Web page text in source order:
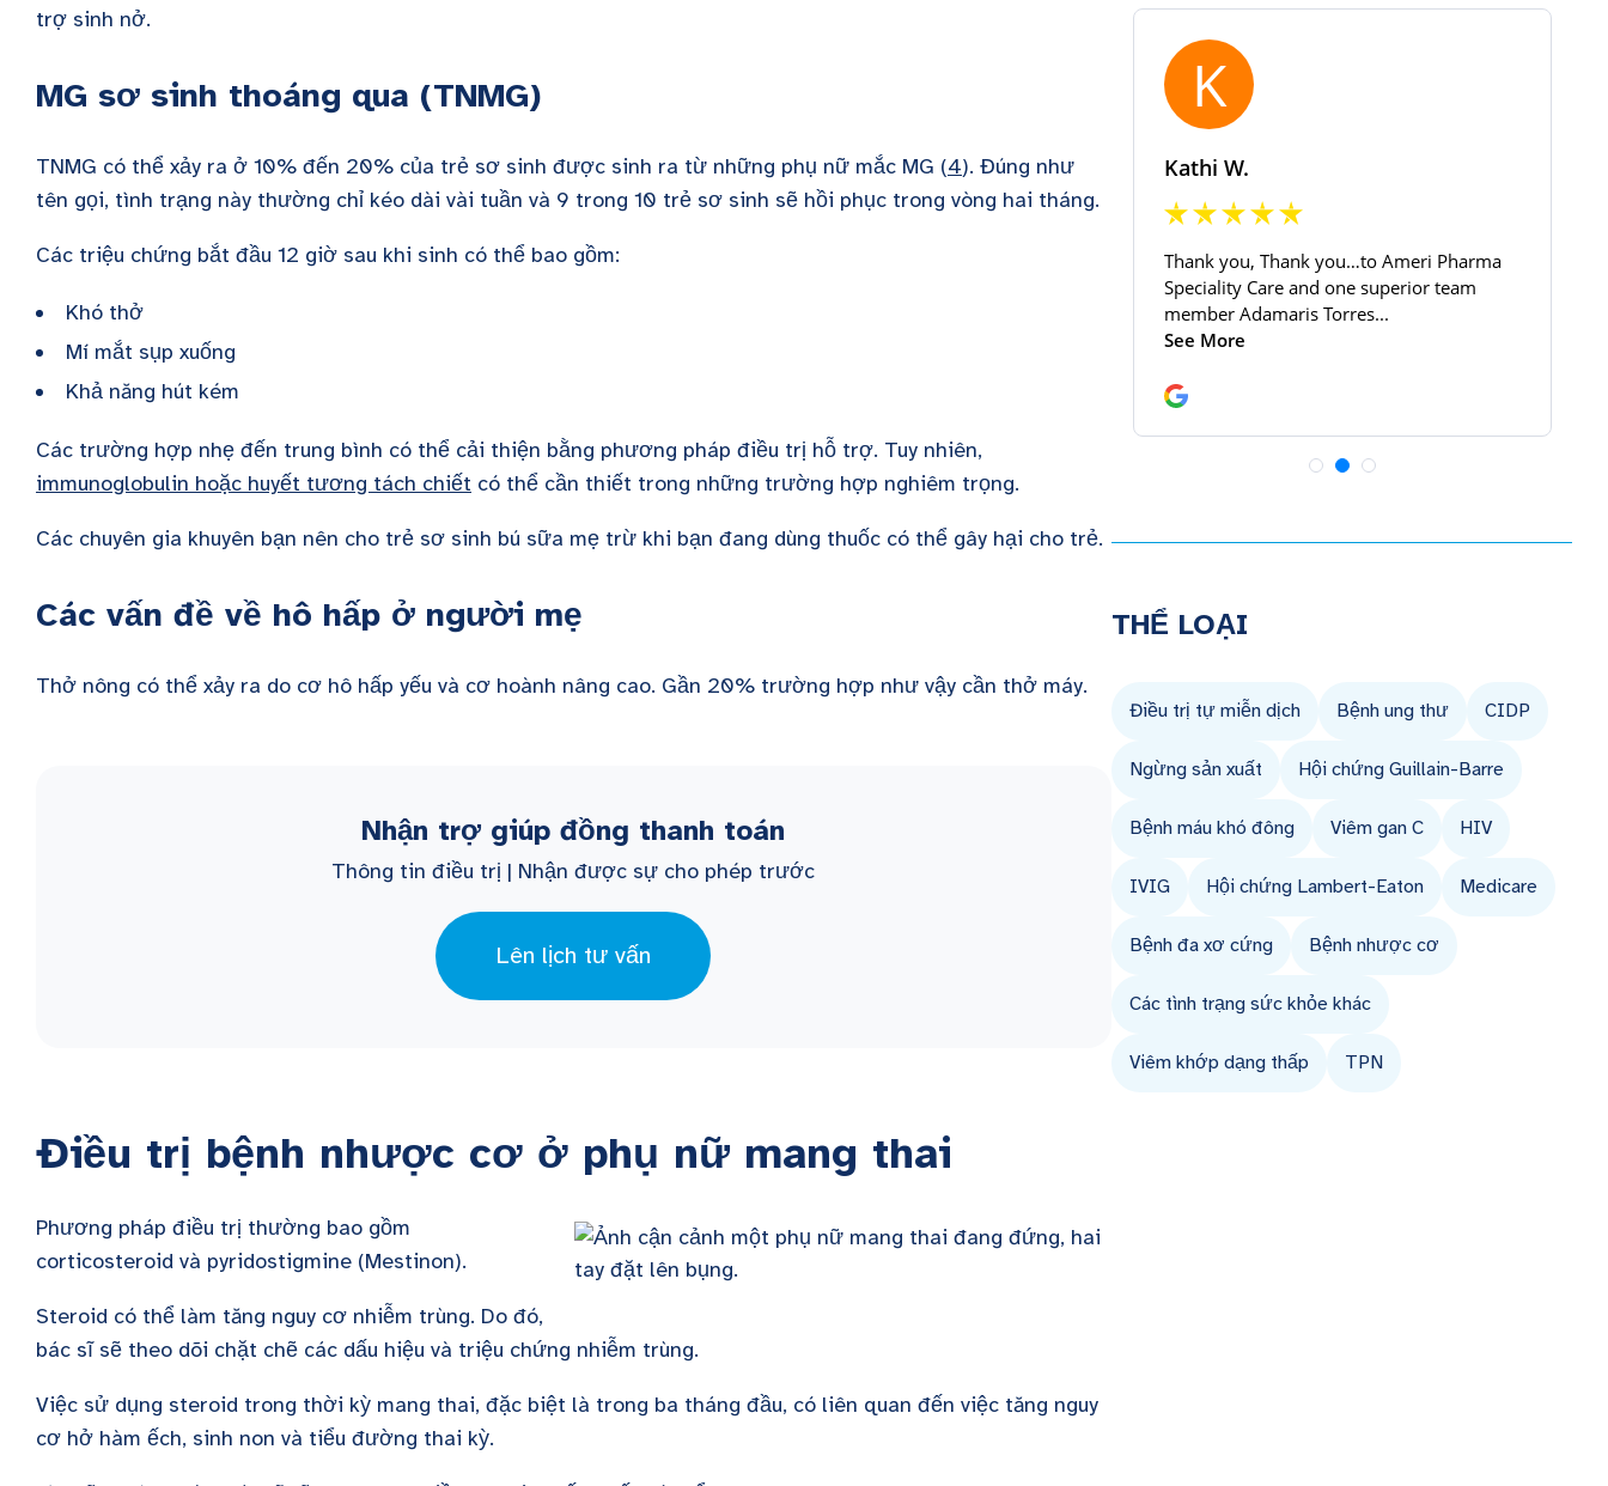
trợ sinh nở.
MG sơ sinh thoáng qua (TNMG)
TNMG có thể xảy ra ở 10% đến 20% của trẻ sơ sinh được sinh ra từ những phụ nữ mắc MG (4). Đúng như
tên gọi, tình trạng này thường chỉ kéo dài vài tuần và 9 trong 10 trẻ sơ sinh sẽ hồi phục trong vòng hai tháng.
Các triệu chứng bắt đầu 12 giờ sau khi sinh có thể bao gồm:
Khó thở
Mí mắt sụp xuống
Khả năng hút kém
Các trường hợp nhẹ đến trung bình có thể cải thiện bằng phương pháp điều trị hỗ trợ. Tuy nhiên,
immunoglobulin hoặc huyết tương tách chiết có thể cần thiết trong những trường hợp nghiêm trọng.
Các chuyên gia khuyên bạn nên cho trẻ sơ sinh bú sữa mẹ trừ khi bạn đang dùng thuốc có thể gây hại cho trẻ.
Các vấn đề về hô hấp ở người mẹ
Thở nông có thể xảy ra do cơ hô hấp yếu và cơ hoành nâng cao. Gần 20% trường hợp như vậy cần thở máy.
Nhận trợ giúp đồng thanh toán
Thông tin điều trị | Nhận được sự cho phép trước
Lên lịch tư vấn
Điều trị bệnh nhược cơ ở phụ nữ mang thai
Phương pháp điều trị thường bao gồm
corticosteroid và pyridostigmine (Mestinon).
Steroid có thể làm tăng nguy cơ nhiễm trùng. Do đó,
bác sĩ sẽ theo dõi chặt chẽ các dấu hiệu và triệu chứng nhiễm trùng.
Việc sử dụng steroid trong thời kỳ mang thai, đặc biệt là trong ba tháng đầu, có liên quan đến việc tăng nguy
cơ hở hàm ếch, sinh non và tiểu đường thai kỳ.
THỂ LOẠI
Điều trị tự miễn dịch Bệnh ung thư CIDP
Ngừng sản xuất Hội chứng Guillain-Barre
Bệnh máu khó đông Viêm gan C HIV
IVIG Hội chứng Lambert-Eaton Medicare
Bệnh đa xơ cứng Bệnh nhược cơ
Các tình trạng sức khỏe khác
Viêm khớp dạng thấp TPN